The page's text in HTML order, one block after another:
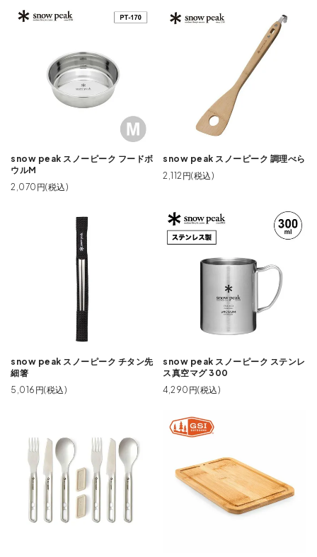
snow peak スノーピーク フードボ
ウルM
2,070円(税込)
snow peak スノーピーク 調理べら
2,112円(税込)
snow peak スノーピーク チタン先
細箸
5,016円(税込)
snow peak スノーピーク ステンレ
ス真空マグ 300
4,290円(税込)